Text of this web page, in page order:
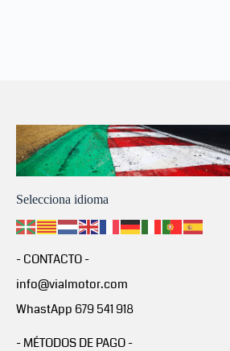
Selecciona idioma
- CONTACTO -
info@vialmotor.com
WhastApp 679 541 918
- MÉTODOS DE PAGO -